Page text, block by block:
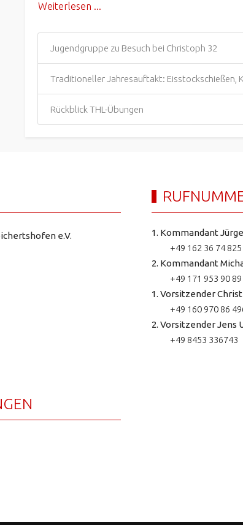
Weiterlesen ...
Jugendgruppe zu Besuch bei Christoph 32
Traditioneller Jahresauftakt: Eisstockschießen,
Rückblick THL-Übungen
e.V.
1. Kommandant
+49 162 36 74 825
2. Kommandant
+49 171 953 90 89
1. Vorsitzender
+49 160 970 86
2. Vorsitzender Jens
+49 8453 336743